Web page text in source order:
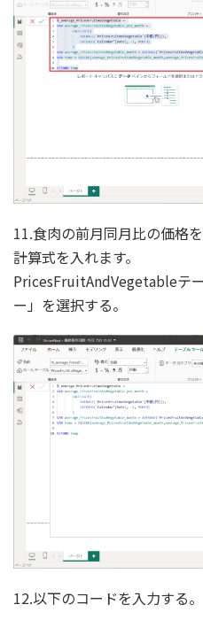
11.食肉の前月同月比の価格
計算式を入れます。
PricesFruitAndVegetableテ
ー」を選択する。
12.以下のコードを入力する。